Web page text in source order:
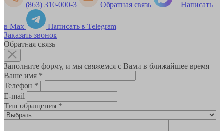
(863) 310-000-3 Обратная связь Написать
в Max
Написать в Telegram
Заказать звонок
Обратная связь
Заполните форму, и мы свяжемся с Вами в ближайшее время
Ваше имя *
Телефон *
E-mail
Тип обращения *